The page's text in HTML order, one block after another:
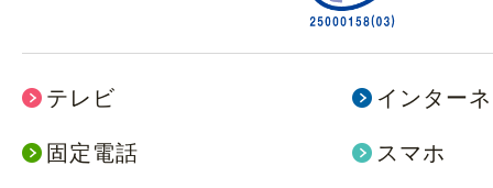
テレビ インター
固定電話 スマホ